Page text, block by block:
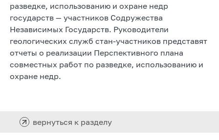
разведке, использованию и охране недр
государств — участников Содружества
Независимых Государств. Руководители
геологических служб стан-участников представят
отчеты о реализации Перспективного плана
совместных работ по разведке, использованию и
охране недр.
вернуться к разделу